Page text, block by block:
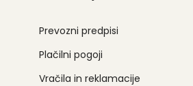
Prevozni predpisi
Plačilni pogoji
Vračila in reklamacije